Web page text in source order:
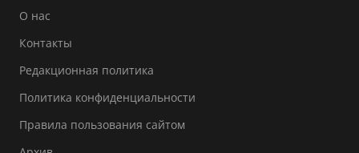
О нас
Контакты
Редакционная политика
Политика конфиденциальности
Правила пользования сайтом